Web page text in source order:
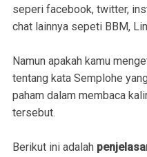
seperi facebook, twitter,
chat lainnya sepeti BBM,
Namun apakah kamu
tentang kata Semplohe
paham dalam membaca
tersebut.
Berikut ini adalah